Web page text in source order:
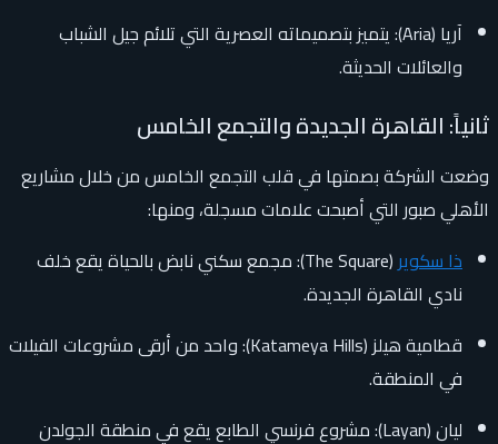
آريا (Aria): يتميز بتصميماته العصرية التي تلائم جيل الشباب
والعائلات الحديثة.
ثانياً: القاهرة الجديدة والتجمع الخامس
وضعت الشركة بصمتها في قلب التجمع الخامس من خلال مشاريع
الأهلي صبور التي أصبحت علامات مسجلة، ومنها:
ذا سكوير
(The Square): مجمع سكني نابض بالحياة يقع خلف
نادي القاهرة الجديدة.
قطامية هيلز (Katameya Hills): واحد من أرقى مشروعات الفيلات
في المنطقة.
ليان (Layan): مشروع فرنسي الطابع يقع في منطقة الجولدن